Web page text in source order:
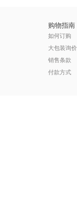
购物指南
如何订购
大包装询价
销售条款
付款方式